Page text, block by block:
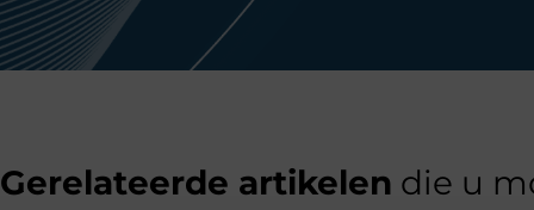
Gerelateerde artikelen die u